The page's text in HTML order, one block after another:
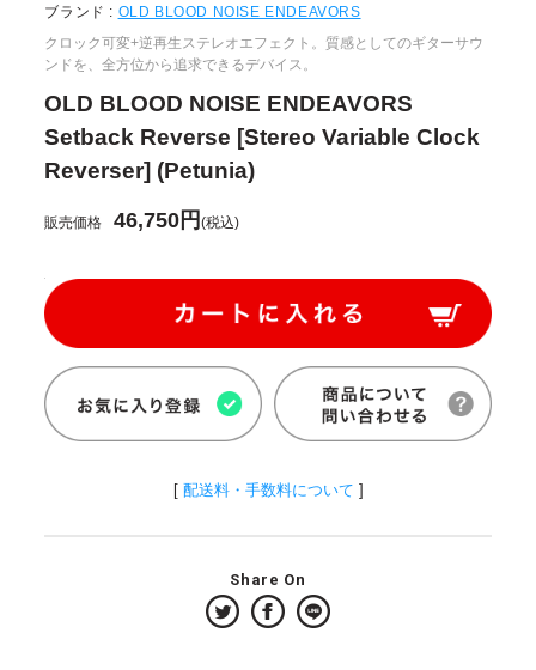
ブランド : OLD BLOOD NOISE ENDEAVORS
クロック可変+逆再生ステレオエフェクト。質感としてのギターサウ
ンドを、全方位から追求できるデバイス。
OLD BLOOD NOISE ENDEAVORS
Setback Reverse [Stereo Variable Clock
Reverser] (Petunia)
販売価格 46,750円(税込)
[ 配送料・手数料について ]
Share On